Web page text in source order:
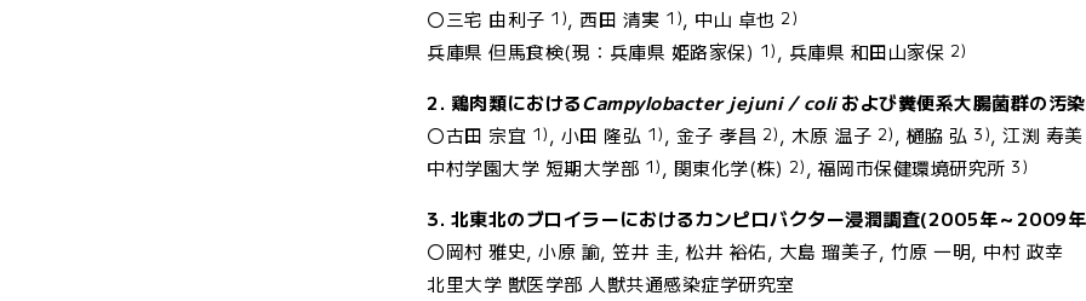
〇三宅 由利子 1), 西田 清実 1), 中山 卓也 2)
兵庫県 但馬食検(現：兵庫県 姫路家保) 1) , 兵庫県 和田山家保 2)
2. 鶏肉類におけるCampylobacter jejuni / coliおよび糞便系大腸菌群の汚
〇古田 宗宜 1) , 小田 隆弘 1) , 金子 孝昌 2) , 木原 温子 2) , 樋脇 弘 3), 江渕 寿美
中村学園大学 短期大学部 1) , 関東化学(株) 2) , 福岡市保健環境研究所 3)
3. 北東北のブロイラーにおけるカンピロバクター浸潤調査(2005年～2009
〇岡村 雅史, 小原 諭, 笠井 圭, 松井 裕佑, 大島 瑠美子, 竹原 一明, 中村 政幸
北里大学 獣医学部 人獣共通感染症学研究室